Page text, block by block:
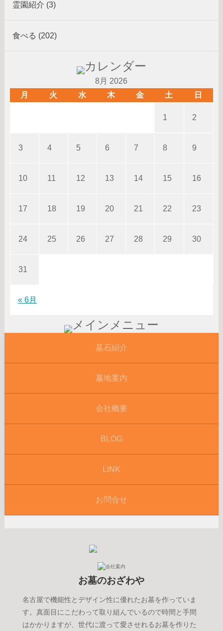
霊園紹介 (3)
食べる (202)
8月 2026
月
火 水 木 金 土 日
« 6月
1 2
3 4 5 6 7 8 9
10 11 12 13 14 15 16
17 18 19 20 21 22 23
24 25 26 27 28 29 30
31
墓石紹介
墓地案内
会社概要
BLOG
LINK
お問合せ
お墓のおざわや
名古屋で機能性とデザイン性に優れたお墓を作っていま
す。真面目にこだわって取り組んでいるので時間と手間
はかかりますが、世代に渡って愛させれるお墓を作りた